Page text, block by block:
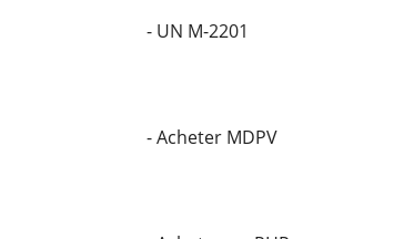
- UN M-2201
- Acheter MDPV